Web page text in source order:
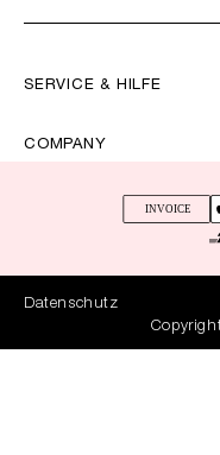
SERVICE & HILFE
COMPANY
Datenschutz